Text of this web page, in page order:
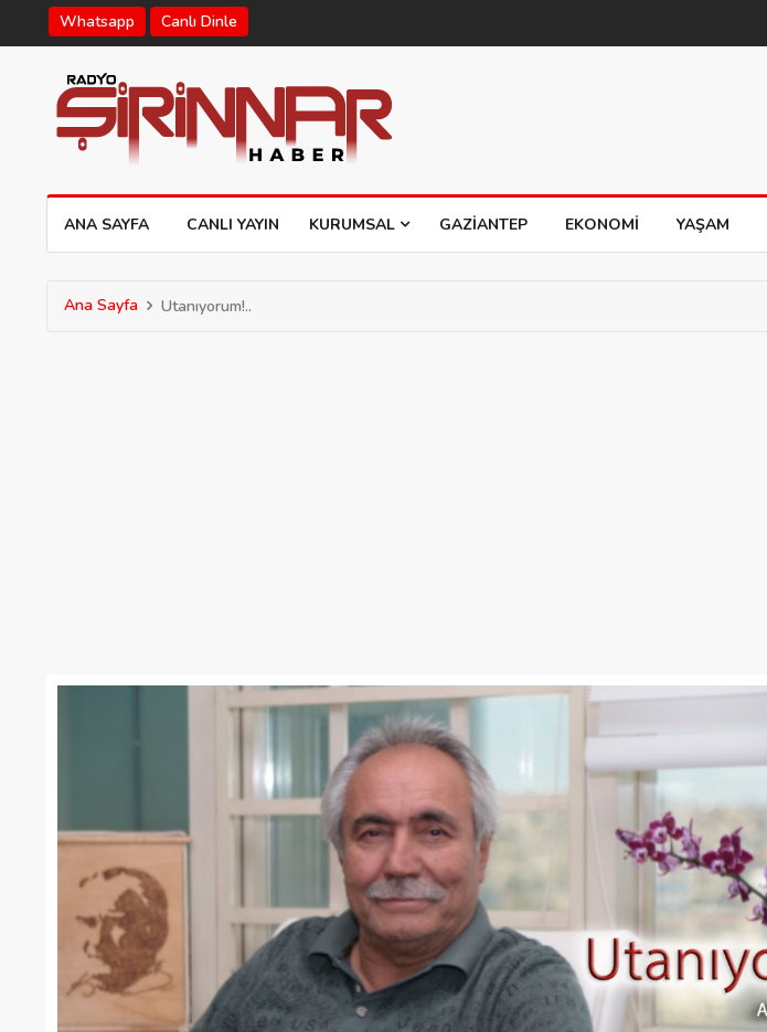
Whatsapp Canlı Dinle
ANA SAYFA CANLI YAYIN KURUMSAL GAZIANTEP EKONOMI YAŞAM
Ana Sayfa Utanıyorum!..